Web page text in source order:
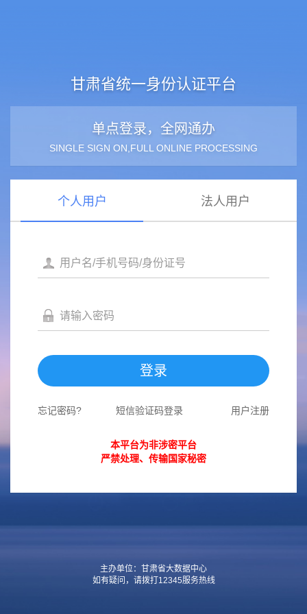
甘肃省统一身份认证平台
单点登录，全网通办
SINGLE SIGN ON,FULL ONLINE PROCESSING
个人用户 法人用户
登录
短信验证码登录 用户注册
忘记密码?
本平台为非涉密平台
严禁处理、传输国家秘密
主办单位：甘肃省大数据中心
如有疑问，请拨打12345服务热线